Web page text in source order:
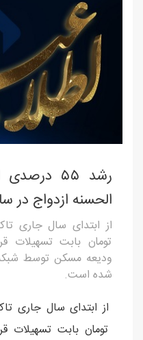
رشد ۵۵
الحسنه ازدواج در
تومان بابت تسهیلات
ودیعه مسکن توسط
شده است.
تومان بابت تسهیلات